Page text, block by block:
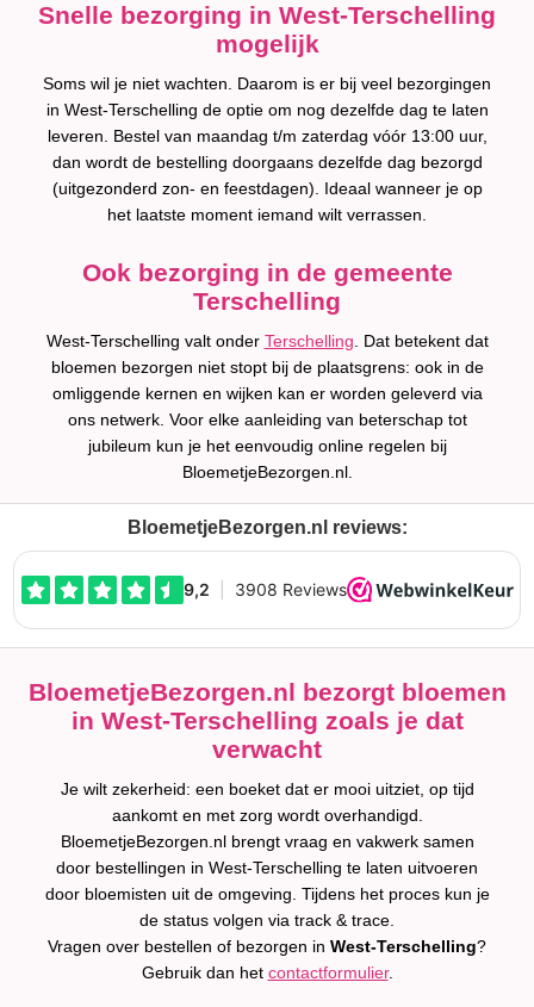
Snelle bezorging in West-Terschelling
mogelijk
Soms wil je niet wachten. Daarom is er bij veel bezorgingen
in West-Terschelling de optie om nog dezelfde dag te laten
leveren. Bestel van maandag t/m zaterdag vóór 13:00 uur,
dan wordt de bestelling doorgaans dezelfde dag bezorgd
(uitgezonderd zon- en feestdagen). Ideaal wanneer je op
het laatste moment iemand wilt verrassen.
Ook bezorging in de gemeente
Terschelling
West-Terschelling valt onder Terschelling . Dat betekent dat
bloemen bezorgen niet stopt bij de plaatsgrens: ook in de
omliggende kernen en wijken kan er worden geleverd via
ons netwerk. Voor elke aanleiding van beterschap tot
jubileum kun je het eenvoudig online regelen bij
BloemetjeBezorgen.nl.
BloemetjeBezorgen.nl reviews:
BloemetjeBezorgen.nl bezorgt bloemen
in West-Terschelling zoals je dat
verwacht
Je wilt zekerheid: een boeket dat er mooi uitziet, op tijd
aankomt en met zorg wordt overhandigd.
BloemetjeBezorgen.nl brengt vraag en vakwerk samen
door bestellingen in West-Terschelling te laten uitvoeren
door bloemisten uit de omgeving. Tijdens het proces kun je
de status volgen via track & trace.
Vragen over bestellen of bezorgen in West-Terschelling?
Gebruik dan het contactformulier.